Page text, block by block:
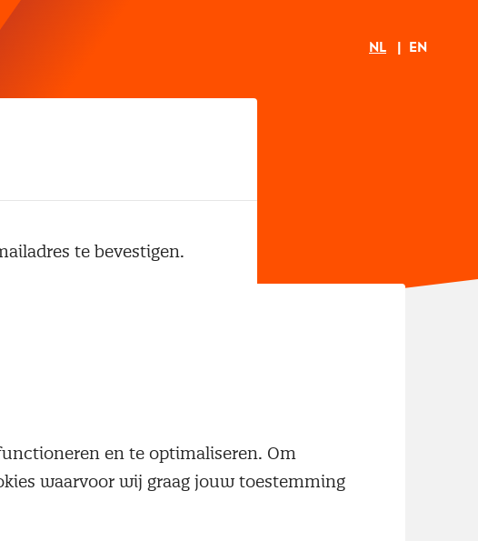
NL EN
te bevestigen.
en te optimaliseren. Om
waarvoor wij graag jouw toestemming